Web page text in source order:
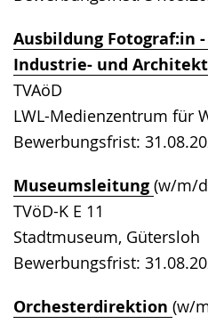
Ausbildung Fotograf:in
Industrie- und
TVAöD
LWL-Medienzentrum für
Bewerbungsfrist:
Museumsleitung (w/m/
TVöD-K E 11
Stadtmuseum, Gütersloh
Bewerbungsfrist:
Orchesterdirektion (w/